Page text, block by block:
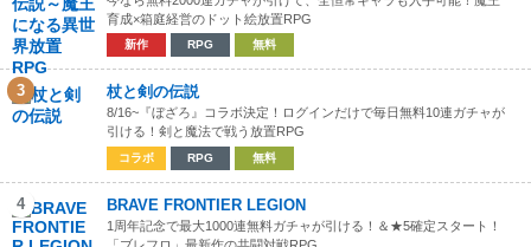
育成×箱庭経営のドット絵放置RPG
新作 RPG 無料
3 杖と剣の伝説
8/16~『ぼざろ』コラボ決定！ログインだけで毎日無料10連ガチャが
引ける！剣と魔法で戦う放置RPG
コラボ RPG 無料
4 BRAVE FRONTIER LEGION
1周年記念で最大1000連無料ガチャが引ける！＆★5確定スタート！